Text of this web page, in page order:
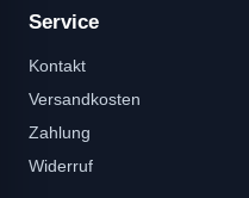
Service
Kontakt
Versandkosten
Zahlung
Widerruf